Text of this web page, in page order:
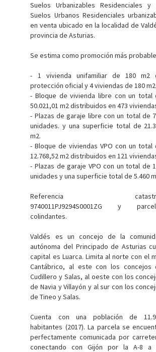
Suelos Urbanizables Residenciales y
Suelos Urbanos Residenciales
en venta ubicado en la localidad de
provincia de Asturias.
Se estima como promoción más
- 1 vivienda unifamiliar de 180 m2
protección oficial y 4 viviendas de 180 m2.
- Bloque de vivienda libre con un total
50.021,01 m2 distribuidos en 473
- Plazas de garaje libre con un total de
unidades. y una superficie total de
m2.
- Bloque de viviendas VPO con un total
12.768,52 m2 distribuidos en 121
- Plazas de garaje VPO con un total de
unidades y una superficie total de 5.460
Referencia
9740011PJ9294S0001ZG y
colindantes.
Valdés es un concejo de la
autónoma del Principado de Asturias
capital es Luarca. Limita al norte con el
Cantábrico, al este con los concejos
Cudillero y Salas, al oeste con los
de Navia y Villayón y al sur con los
de Tineo y Salas.
Cuenta con una población de
habitantes (2017). La parcela se
perfectamente comunicada por
conectando con Gijón por la A-8 a